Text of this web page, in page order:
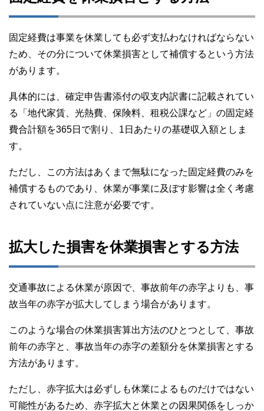
固定経費は事業を休業しても必ず支払わなければならない
ため、その分について休業損害として補償するという方法
があります。
具体的には、確定申告書添付の収支内訳書に記載されてい
る「地代家賃、光熱費、保険料、租税公課など」の固定経
費合計額を365日で割り、1日あたりの基礎収入額としま
す。
ただし、この方法はあくまで無駄になった固定経費のみを
補償するものであり、休業が事業に及ぼす影響は全く考慮
されていない点に注意が必要です。
拡大した損害を休業損害とする方法
交通事故による休業が原因で、事故前年の赤字よりも、事
故当年の赤字が拡大してしまう場合があります。
このような場合の休業損害算出方法のひとつとして、事故
前年の赤字と、事故当年の赤字の差額分を休業損害とする
方法があります。
ただし、赤字拡大は必ずしも休業によるものだけではない
可能性があるため、赤字拡大と休業との因果関係をしっか